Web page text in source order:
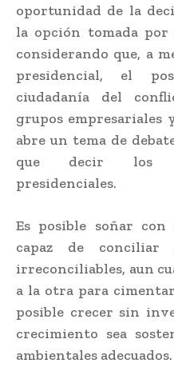
oportunidad de la
la opción tomada
considerando que, a
presidencial, el
ciudadanía del
grupos empresariales
abre un tema de
que decir los
presidenciales.
Es posible soñar con
capaz de conciliar
irreconciliables, aun
a la otra para
posible crecer sin
crecimiento sea
ambientales adecuados.